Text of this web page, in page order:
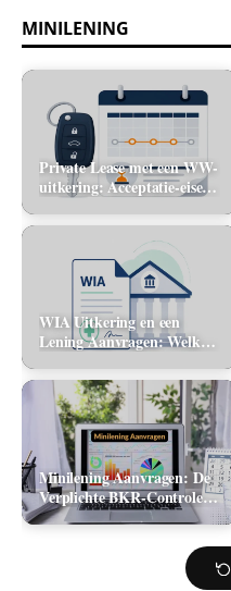
MINILENING
Private Lease met een WW-
uitkering: Acceptatie-eisen
en alternatieve mobiliteit
WIA Uitkering en een
Lening Aanvragen: Welke
mee?
Minilening Aanvragen: De
Verplichte BKR-Controle
en de Realistische